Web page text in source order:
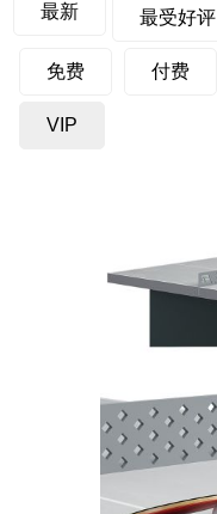
最新 最受好评
免费 付费
VIP